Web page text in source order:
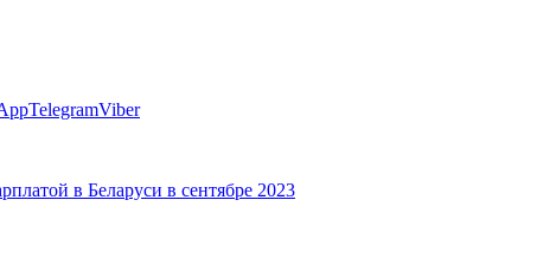
TelegramViber
в Беларуси в сентябре 2023